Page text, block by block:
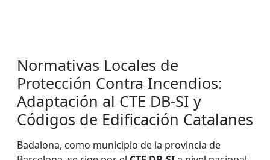
Normativas Locales de
Protección Contra Incendios:
Adaptación al CTE DB-SI y
Códigos de Edificación Catalanes
Badalona, como municipio de la provincia de